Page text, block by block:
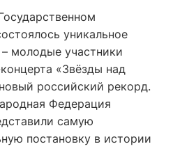
уникальное
молодые участники
«Звёзды над
российский рекорд.
Федерация
самую
постановку в истории